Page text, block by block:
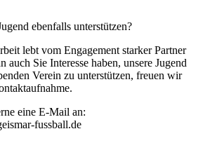
ebenfalls unterstützen?
lebt vom Engagement starker Partner
auch Sie Interesse haben, unsere Jugend
Verein zu unterstützen, freuen wir
eine E-Mail an:
fussball.de